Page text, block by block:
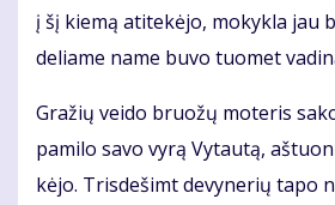
į šį kie­mą ati­te­kė­jo, mo­kyk­la jau
de­lia­me na­me bu­vo tuo­met
Gra­žių vei­do bruo­žų mo­te­ris
pa­mi­lo sa­vo vy­rą Vy­tau­tą,
kė­jo. Tris­de­šimt de­vy­ne­rių ta­po